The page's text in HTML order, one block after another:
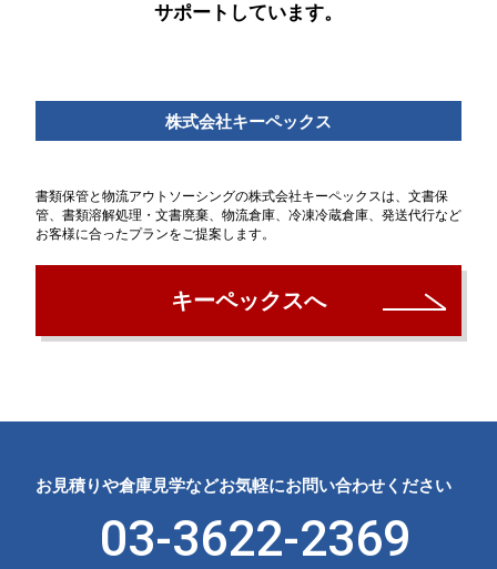
サポートしています。
株式会社キーペックス
書類保管と物流アウトソーシングの株式会社キーペックスは、文書保
管、書類溶解処理・文書廃棄、物流倉庫、冷凍冷蔵倉庫、発送代行など
お客様に合ったプランをご提案します。
キーペックスへ
お見積りや倉庫見学などお気軽にお問い合わせください
03-3622-2369